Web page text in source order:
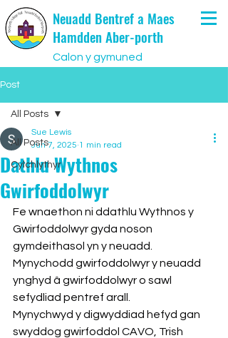
Neuadd Bentref a Maes
Hamdden Aber-porth
Calon y gymuned
Post
All Posts
Cylchlythyr
All Posts
Dathlu Wythnos
Gwirfoddolwyr
Sue Lewis
Jun 7, 2025 1 min read
Fe wnaethon ni ddathlu Wythnos y
Gwirfoddolwyr gyda noson
gymdeithasol yn y neuadd.
Mynychodd gwirfoddolwyr y neuadd
ynghyd â gwirfoddolwyr o sawl
sefydliad pentref arall.
Mynychwyd y digwyddiad hefyd gan
swyddog gwirfoddol CAVO, Trish